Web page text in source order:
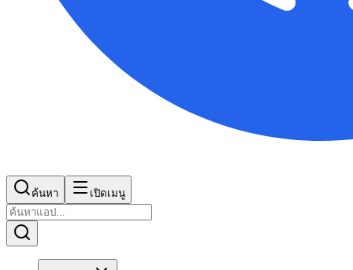
ค้นหา เปิดเมนู